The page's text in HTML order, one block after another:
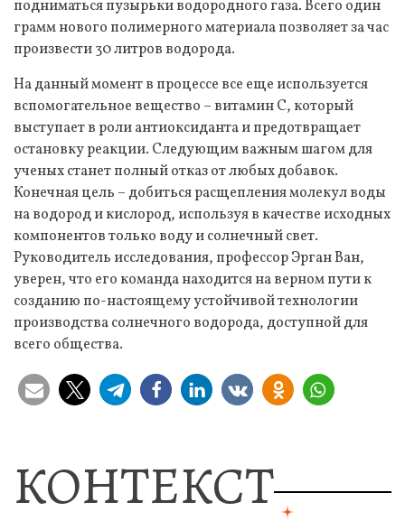
подниматься пузырьки водородного газа. Всего один
грамм нового полимерного материала позволяет за час
произвести 30 литров водорода.
На данный момент в процессе все еще используется
вспомогательное вещество – витамин С, который
выступает в роли антиоксиданта и предотвращает
остановку реакции. Следующим важным шагом для
ученых станет полный отказ от любых добавок.
Конечная цель – добиться расщепления молекул воды
на водород и кислород, используя в качестве исходных
компонентов только воду и солнечный свет.
Руководитель исследования, профессор Эрган Ван,
уверен, что его команда находится на верном пути к
созданию по-настоящему устойчивой технологии
производства солнечного водорода, доступной для
всего общества.
КОНТЕКСТ